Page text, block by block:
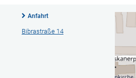
Anfahrt
Bibrastraße 14